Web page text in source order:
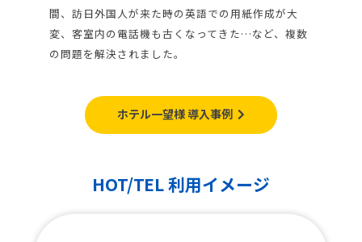
間、訪日外国人が来た時の英語での用紙作成が大
変、客室内の電話機も古くなってきた…など、複数
の問題を解決されました。
ホテル一望様 導入事例
HOT/TEL 利用イメージ